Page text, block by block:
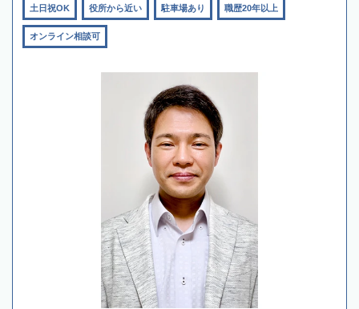
土日祝OK 役所から近い 駐車場あり 職歴20年以上
オンライン相談可